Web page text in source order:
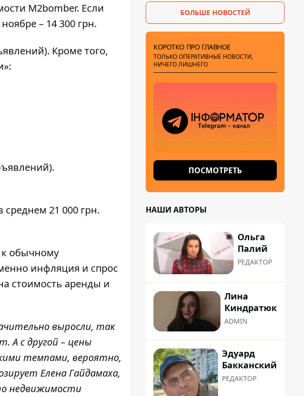
M2bomber. Если
– 14 300 грн.
Кроме того,
21 000 грн.
к обычному
инфляция и спрос
стоимость аренды и
выросли, так
А с другой – цены
темпами, вероятно,
Елена Гайдамаха,
недвижимости
БОЛЬШЕ НОВОСТЕЙ
КОРОТКО ПРО ГЛАВНОЕ
ТОЛЬКО ОПЕРАТИВНЫЕ НОВОСТИ,
НИЧЕГО ЛИШНЕГО
ПОСМОТРЕТЬ
НАШИ АВТОРЫ
Ольга
Палий
РЕДАКТОР
Лина
Киндратюк
ADMIN
Эдуард
Бакканский
РЕДАКТОР